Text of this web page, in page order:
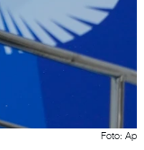
Foto: Ap